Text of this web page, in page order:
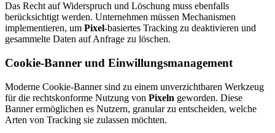
Das Recht auf Widerspruch und Löschung muss ebenfalls
berücksichtigt werden. Unternehmen müssen Mechanismen
implementieren, um Pixel-basiertes Tracking zu deaktivieren und
gesammelte Daten auf Anfrage zu löschen.
Cookie-Banner und Einwillungsmanagement
Moderne Cookie-Banner sind zu einem unverzichtbaren Werkzeug
für die rechtskonforme Nutzung von Pixeln geworden. Diese
Banner ermöglichen es Nutzern, granular zu entscheiden, welche
Arten von Tracking sie zulassen möchten.